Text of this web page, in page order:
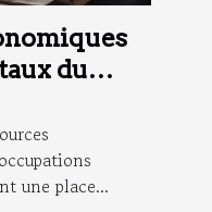
du
de
une place...